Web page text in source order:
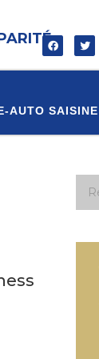
AUTO SAISINE